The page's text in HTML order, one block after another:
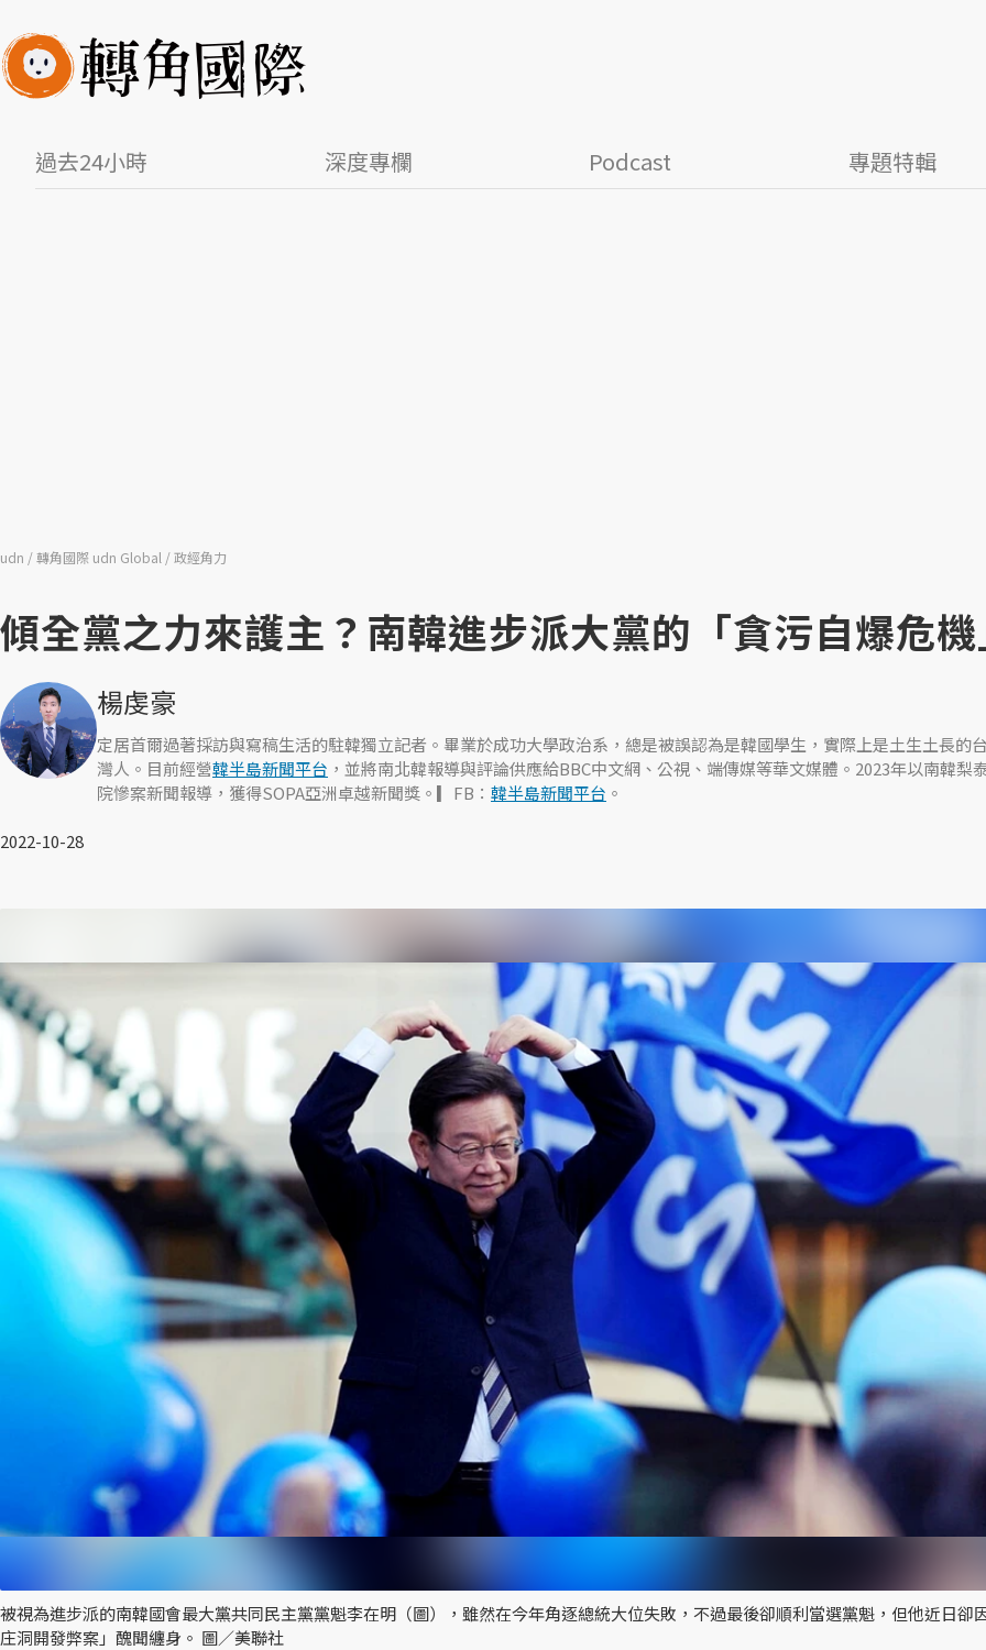
過去24小時 深度專欄 Podcast 專題特輯
udn 轉角國際 udn Global 政經角力
傾全黨之力來護主？南韓進步派大黨的「貪污自爆危機
楊虔豪
定居首爾過著採訪與寫稿生活的駐韓獨立記者。畢業於成功大學政治系，總是被誤認為是韓國學生，實際上是土生土長的台
灣人。目前經營韓半島新聞平台 ，並將南北韓報導與評論供應給BBC中文網、公視、端傳媒等華文媒體。2023年以南韓梨
院慘案新聞報導，獲得SOPA亞洲卓越新聞獎。▎FB： 韓半島新聞平台 。
2022-10-28
被視為進步派的南韓國會最大黨共同民主黨黨魁李在明（圖），雖然在今年角逐總統大位失敗，不過最後卻順利當選黨魁，但他近日卻
庄洞開發弊案」醜聞纏身。 圖／美聯社